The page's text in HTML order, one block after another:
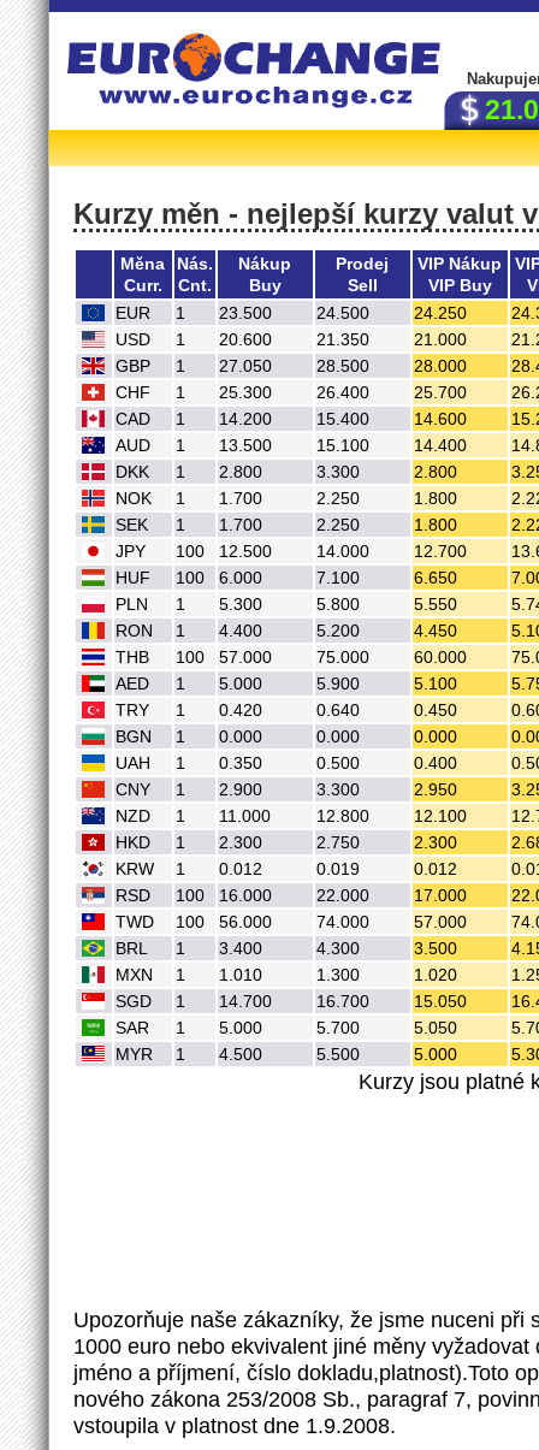
Kurzy měn - nejlepší kurzy valut
Měna
Curr.
Nás.
Cnt.
Nákup
Buy
Prodej
Sell
VIP Nákup
VIP Buy
EUR
1 23.500 24.500 24.250
USD
1 20.600 21.350 21.000
GBP
1 27.050 28.500 28.000
CHF
1 25.300 26.400 25.700
CAD
1 14.200 15.400 14.600
AUD
1 13.500 15.100 14.400
DKK
1 2.800 3.300 2.800
NOK
1 1.700 2.250 1.800
SEK
1 1.700 2.250 1.800
JPY
100 12.500 14.000 12.700
HUF
100 6.000 7.100 6.650
PLN
1 5.300 5.800 5.550
RON
1 4.400 5.200 4.450
THB
100 57.000 75.000 60.000
AED
1 5.000 5.900 5.100
TRY
1 0.420 0.640 0.450
BGN
1 0.000 0.000 0.000
UAH
1 0.350 0.500 0.400
CNY
1 2.900 3.300 2.950
NZD
1 11.000 12.800 12.100
HKD
1 2.300 2.750 2.300
KRW
1 0.012 0.019 0.012
RSD
100 16.000 22.000 17.000
TWD
100 56.000 74.000 57.000
BRL
1 3.400 4.300 3.500
MXN
1 1.010 1.300 1.020
SGD
1 14.700 16.700 15.050
SAR
1 5.000 5.700 5.050
MYR
1 4.500 5.500 5.000
Kurzy jsou platné
Upozorňuje naše zákazníky, že jsme nuceni při
1000 euro nebo ekvivalent jiné měny vyžadovat
jméno a příjmení, číslo dokladu,platnost).Toto
nového zákona 253/2008 Sb., paragraf 7,
vstoupila v platnost dne 1.9.2008.